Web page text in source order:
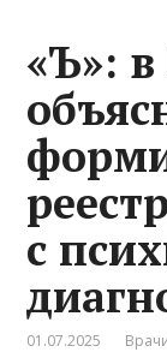
«Ъ»:
с
01.07.2025